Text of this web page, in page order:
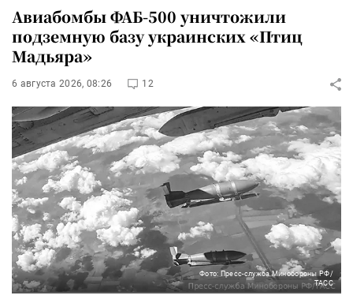
Авиабомбы ФАБ-500 уничтожили
подземную базу украинских «Птиц
Мадьяра»
6 августа 2026, 08:26 12
Фото: Пресс-служба Минобороны РФ/
ТАСС